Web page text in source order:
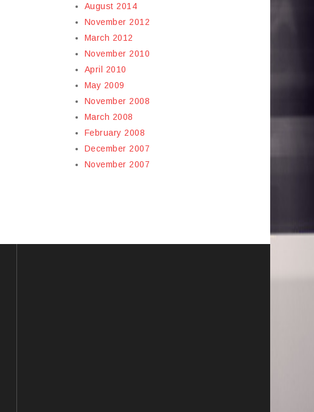
August 2014
November 2012
March 2012
November 2010
April 2010
May 2009
November 2008
March 2008
February 2008
December 2007
November 2007